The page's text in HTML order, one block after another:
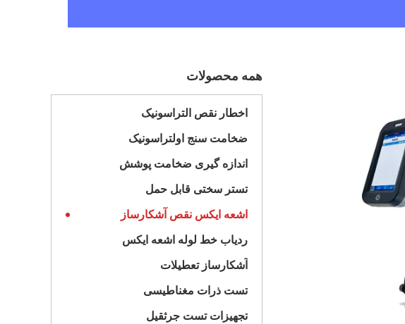
همه محصولات
اخطار نقص التراسونیک
ضخامت سنج اولتراسونیک
اندازه گیری ضخامت پوشش
تستر سختی قابل حمل
اشعه ایکس نقص آشکارساز
ردیاب خط لوله اشعه ایکس
آشکارساز تعطیلات
تست ذرات مغناطیسی
تجهیزات تست جرثقیل